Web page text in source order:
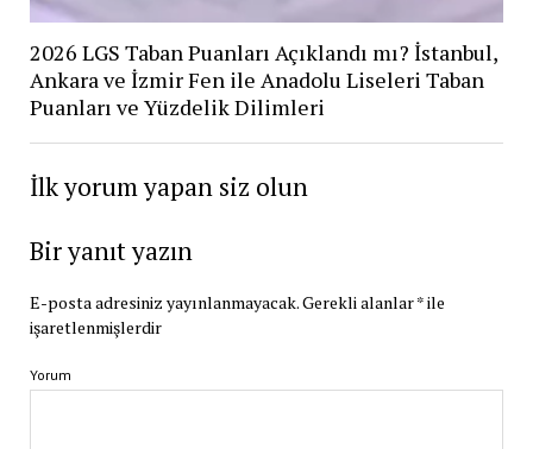
2026 LGS Taban Puanları Açıklandı mı? İstanbul,
Ankara ve İzmir Fen ile Anadolu Liseleri Taban
Puanları ve Yüzdelik Dilimleri
İlk yorum yapan siz olun
Bir yanıt yazın
E-posta adresiniz yayınlanmayacak.Gerekli alanlar*ile
işaretlenmişlerdir
Yorum